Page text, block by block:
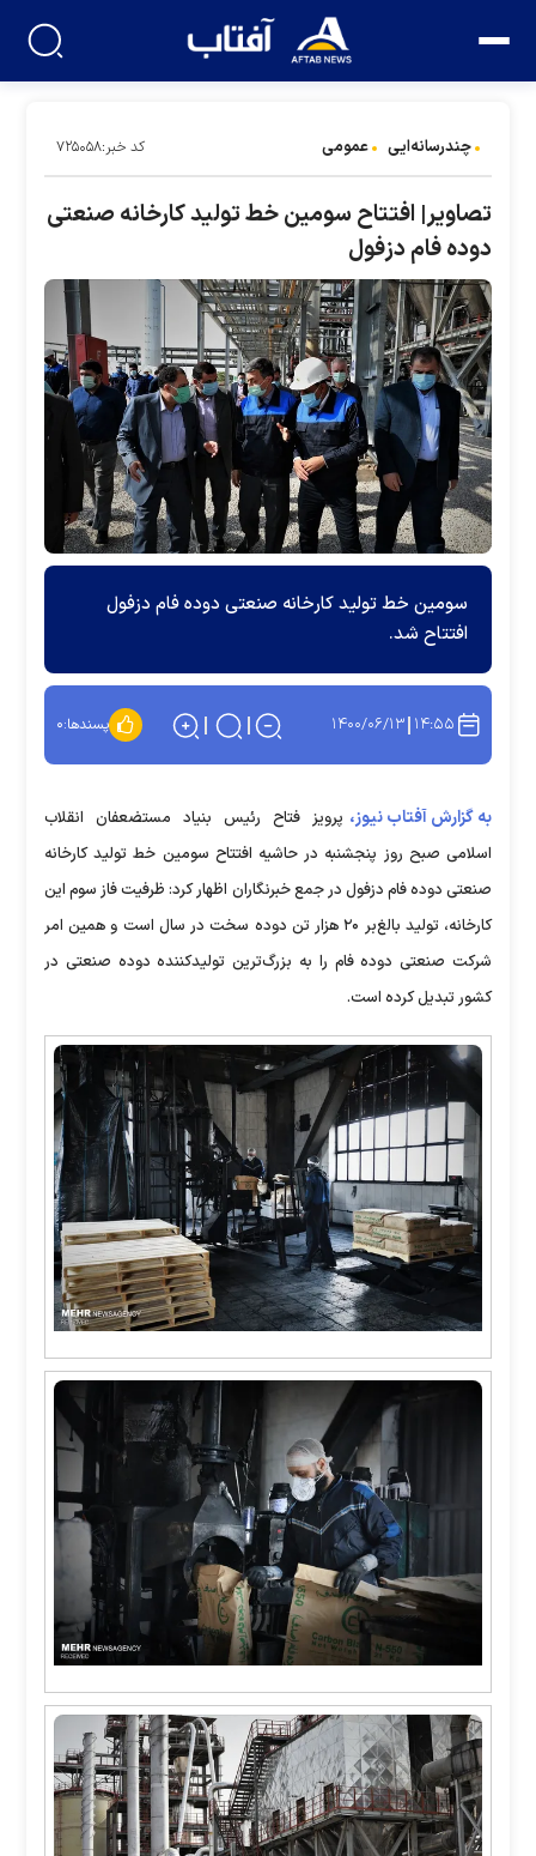
چندرسانه‌ایی عمومی کد خبر:۷۲۵۰۵۸
تصاویر| افتتاح سومین خط تولید کارخانه صنعتی
دوده فام دزفول
سومین خط تولید کارخانه صنعتی دوده فام دزفول
افتتاح شد.
۱۴:۵۵ ۱۴۰۰/۰۶/۱۳ پسندها:۰
به گزارش آفتاب نیوز، پرویز فتاح رئیس بنیاد مستضعفان انقلاب
اسلامی صبح روز پنجشنبه در حاشیه افتتاح سومین خط تولید کارخانه
صنعتی دوده فام دزفول در جمع خبرنگاران اظهار کرد: ظرفیت فاز سوم این
کارخانه، تولید بالغ‌بر ۲۰ هزار تن دوده سخت در سال است و همین امر
شرکت صنعتی دوده فام را به بزرگ‌ترین تولیدکننده دوده صنعتی در
کشور تبدیل کرده است.